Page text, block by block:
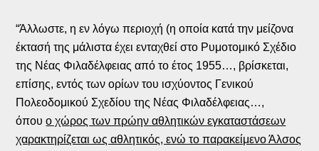
“Άλλωστε, η εν λόγω περιοχή (η οποία κατά την μείζονα
έκτασή της μάλιστα έχει ενταχθεί στο Ρυμοτομικό Σχέδιο
της Νέας Φιλαδέλφειας από το έτος 1955…, βρίσκεται,
επίσης, εντός των ορίων του ισχύοντος Γενικού
Πολεοδομικού Σχεδίου της Νέας Φιλαδέλφειας…,
όπουο χώρος των πρώην αθλητικών εγκαταστάσεων
χαρακτηρίζεται ως αθλητικός, ενώ το παρακείμενο Άλσος